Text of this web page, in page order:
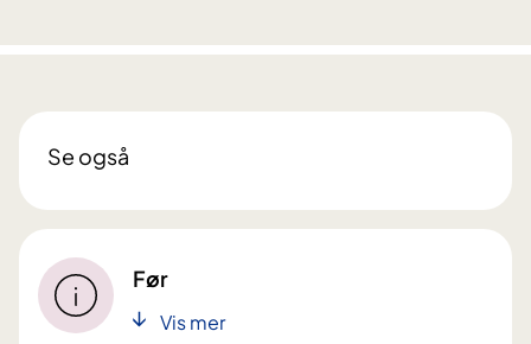
Se også
Før
Vis mer